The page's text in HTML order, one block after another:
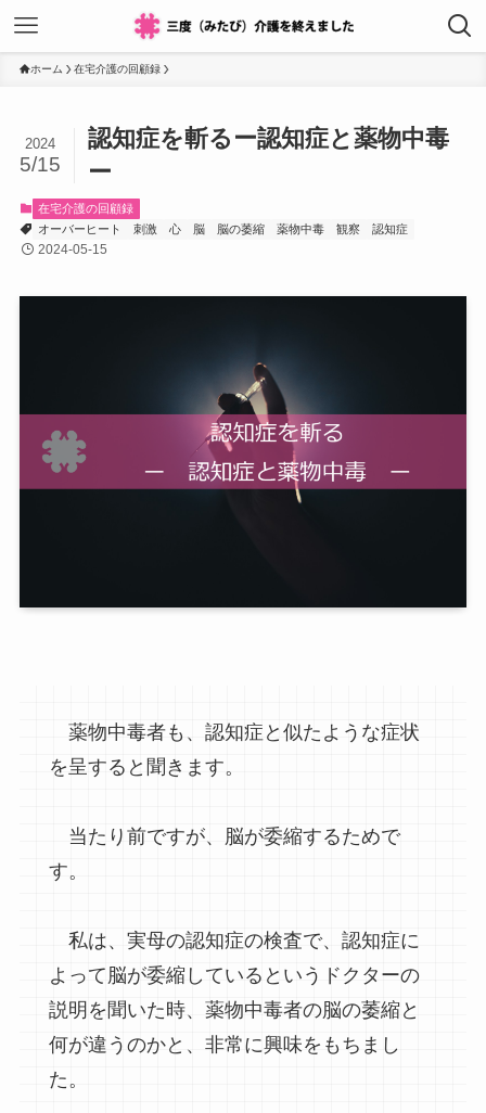
ホーム 在宅介護の回顧録
認知症を斬るー認知症と薬物中毒
ー
2024
5/15
在宅介護の回顧録
オーバーヒート
刺激 心 脳 脳の萎縮 薬物中毒 観察 認知症
2024-05-15
薬物中毒者も、認知症と似たような症状
を呈すると聞きます。
当たり前ですが、脳が委縮するためで
す。
私は、実母の認知症の検査で、認知症に
よって脳が委縮しているというドクターの
説明を聞いた時、薬物中毒者の脳の萎縮と
何が違うのかと、非常に興味をもちまし
た。